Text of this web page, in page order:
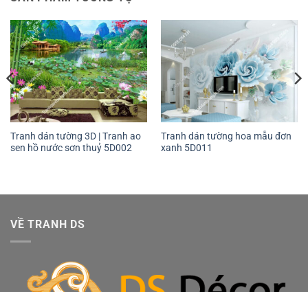
Tranh dán tường 3D | Tranh ao
sen hồ nước sơn thuỷ 5D002
Tranh dán tường hoa mẫu đơn
xanh 5D011
VỀ TRANH DS